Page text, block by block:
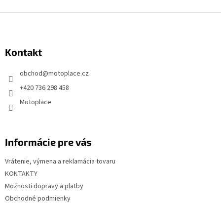
äKontakt
obchod@motoplace.cz
+420 736 298 458
Motoplace
Informácie pre vás
Vrátenie, výmena a reklamácia tovaru
KONTAKTY
Možnosti dopravy a platby
Obchodné podmienky